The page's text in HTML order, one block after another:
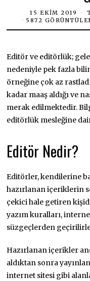
15 EKIM 2019
5872
Editör ve editörlük;
nedeniyle pek fazla
örneğine çok az
kadar maaş aldığı ve
merak edilmektedir.
editörlük mesleğine
Editör Nedir?
Editörler, kendilerine
hazırlanan içeriklerin
çekici hale getiren
yazım kuralları,
süzgeçlerden
Hazırlanan içerikler
aldıktan sonra
internet sitesi gibi